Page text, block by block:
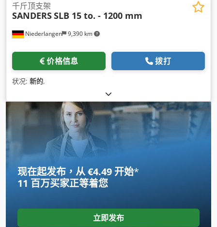
Niederlangen 9,390 km
千斤顶支架
SANDERSSLB 15 to. - 1200 mm
价格信息 拨打
状况: 新的,
现在起发布，从 €4.49 开始*
11 百万买家正等着您
立即发布